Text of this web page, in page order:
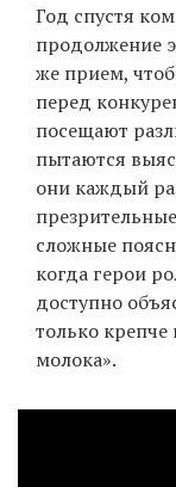
Год спустя
продолжение
же прием,
перед
посещают
пытаются
они каждый
сложные
когда герои
доступно
только
молока».